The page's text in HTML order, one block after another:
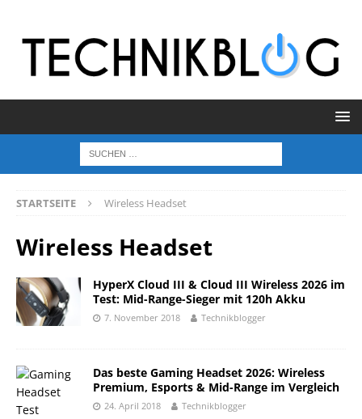
STARTSEITE Wireless Headset
Wireless Headset
HyperX Cloud III & Cloud III Wireless 2026 im
Test: Mid-Range-Sieger mit 120h Akku
7. November 2018 Technikblogger
Das beste Gaming Headset 2026: Wireless
Premium, Esports & Mid-Range im Vergleich
24. April 2018 Technikblogger